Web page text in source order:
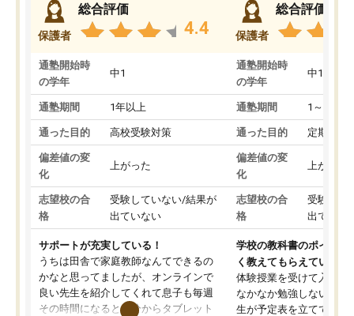
保護者
総合評価
4.4
通塾開始時
の学年
中1
通塾期間 1年以上
通った目的 高校受験対策
偏差値の変
化
上がった
志望校の合
格
受験していない/結果が
出ていない
サポートが充実している！
うちは田舎で家庭教師なんてできるの
かなと思ってましたが、オンラインで
良い先生を紹介してくれて息子も毎週
その時間になると自分からタブレット
保護者
総合評価
通塾開始時
の学年
中1
通塾期間 1～3ヵ月
通った目的 定期テス
偏差値の変
化
上がった
志望校の合
格
受験して
出ていな
学校の教科書のポイント
く教えてもらえている
体験授業を受けて入塾し
なかなか勉強しない息子
生が予定表を立ててくれ